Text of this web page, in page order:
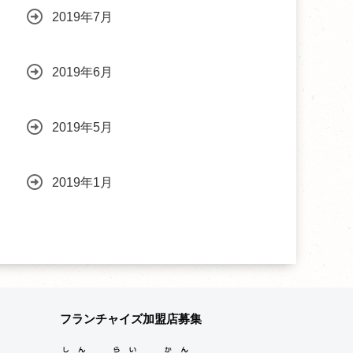
2019年7月
2019年6月
2019年5月
2019年1月
フランチャイズ加盟店募集